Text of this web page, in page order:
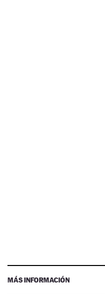
MÁS INFORMACIÓN